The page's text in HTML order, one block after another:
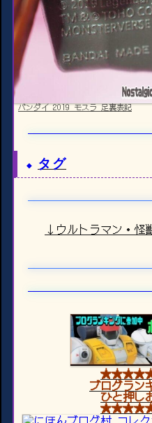
バンダイ 2019 モスラ 足裏表記
タグ
↓ウルトラマン・怪
ブログラン
ひと押し